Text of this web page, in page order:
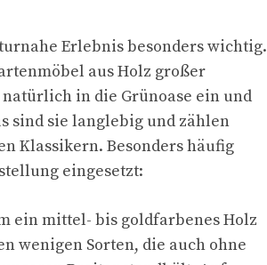
Erlebnis besonders wichtig.
aus Holz großer
in die Grünoase ein und
sind sie langlebig und zählen
Klassikern. Besonders häufig
eingesetzt:
ein mittel- bis goldfarbenes Holz
wenigen Sorten, die auch ohne